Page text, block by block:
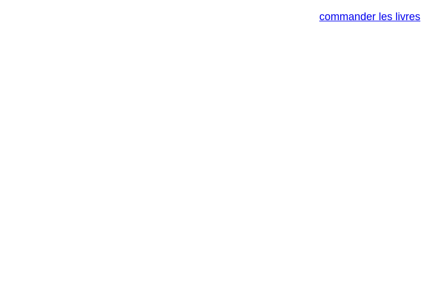
commander les livres